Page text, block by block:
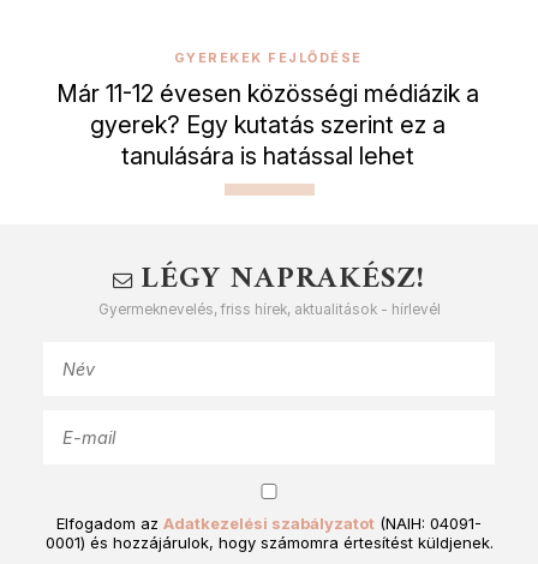
GYEREKEK FEJLŐDÉSE
Már 11-12 évesen közösségi médiázik a
gyerek? Egy kutatás szerint ez a
tanulására is hatással lehet
LÉGY NAPRAKÉSZ!
Gyermeknevelés, friss hírek, aktualitások - hírlevél
Elfogadom az Adatkezelési szabályzatot (NAIH: 04091-
0001) és hozzájárulok, hogy számomra értesítést küldjenek.